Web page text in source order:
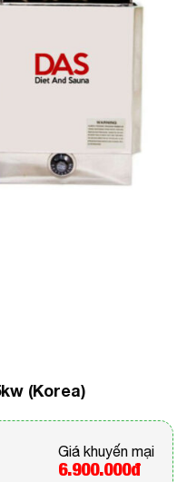
(Korea)
Giá khuyến mại
6.900.000đ